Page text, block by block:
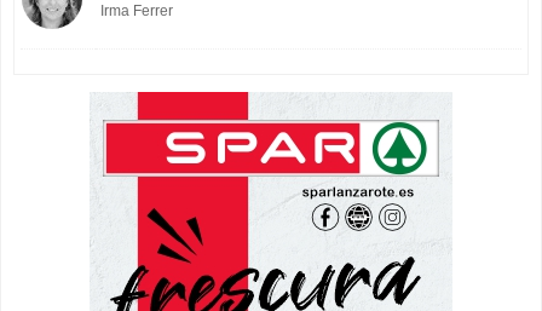
Irma Ferrer